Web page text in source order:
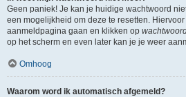
Geen paniek! Je kan je huidige wachtwoord
een mogelijkheid om deze te resetten.
aanmeldpagina gaan en klikken op
op het scherm en even later kan je je weer
Omhoog
Waarom word ik automatisch afgemeld?